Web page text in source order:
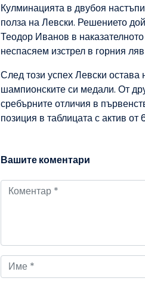
Кулминацията в двубоя
полза на Левски. Решението
Теодор Иванов в
неспасяем изстрел в горния
След този успех Левски
шампионските си медали. От
сребърните отличия в
позиция в таблицата с актив от
Вашите коментари